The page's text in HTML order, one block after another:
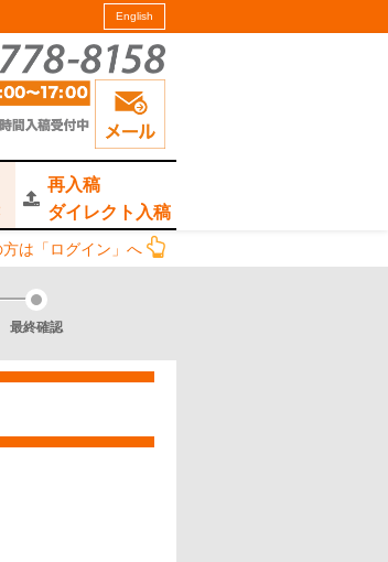
English
再入稿
ダイレクト入稿
は「ログイン」へ
最終確認